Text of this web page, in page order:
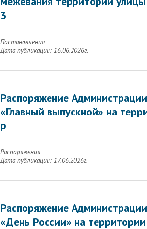
3
Постановления
Дата публикации: 16.06.2026г.
Распоряжение
«Главный выпускной» на
р
Распоряжения
Дата публикации: 17.06.2026г.
Распоряжение
«День России» на